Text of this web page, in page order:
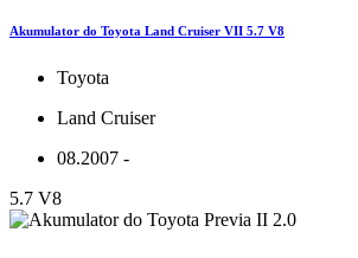
Akumulator do Toyota Land Cruiser VII 5.7 V8
Toyota
Land Cruiser
08.2007 -
5.7 V8